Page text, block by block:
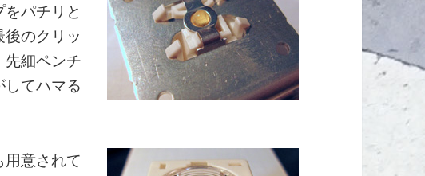
パチリと
のクリッ
先細ペンチ
してハマる
用意されて